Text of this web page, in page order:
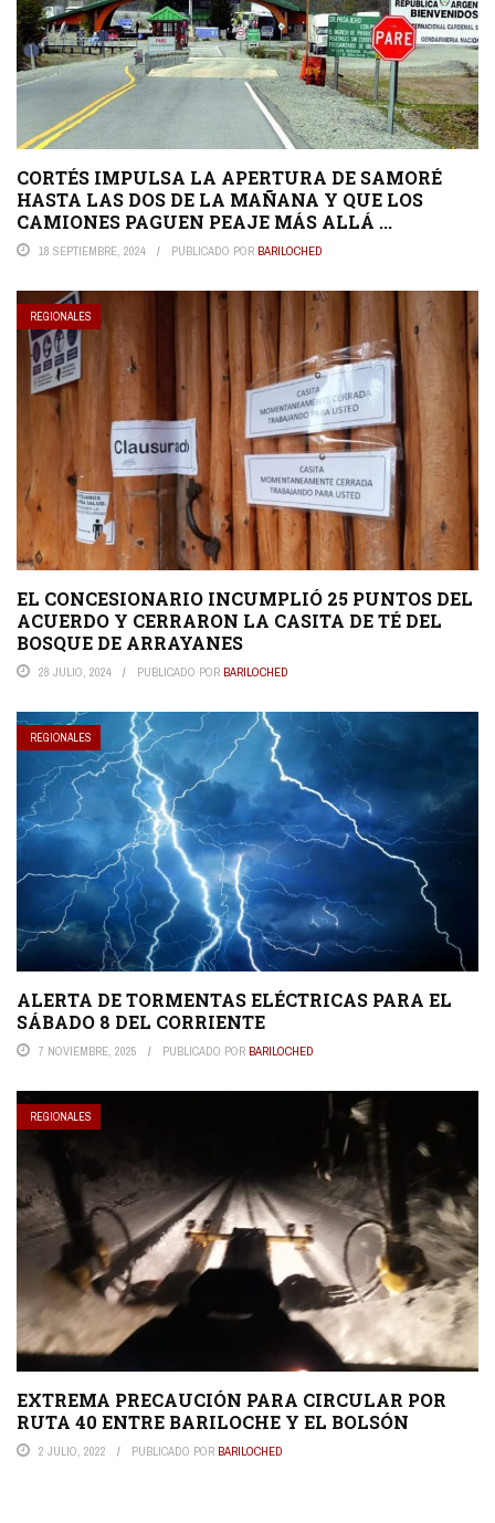
CORTÉS IMPULSA LA APERTURA DE SAMORÉ
HASTA LAS DOS DE LA MAÑANA Y QUE LOS
CAMIONES PAGUEN PEAJE MÁS ALLÁ ...
18 SEPTIEMBRE, 2024 PUBLICADO POR BARILOCHED
REGIONALES
EL CONCESIONARIO INCUMPLIÓ 25 PUNTOS DEL
ACUERDO Y CERRARON LA CASITA DE TÉ DEL
BOSQUE DE ARRAYANES
28 JULIO, 2024 PUBLICADO POR BARILOCHED
REGIONALES
ALERTA DE TORMENTAS ELÉCTRICAS PARA EL
SÁBADO 8 DEL CORRIENTE
7 NOVIEMBRE, 2025 PUBLICADO POR BARILOCHED
REGIONALES
EXTREMA PRECAUCIÓN PARA CIRCULAR POR
RUTA 40 ENTRE BARILOCHE Y EL BOLSÓN
2 JULIO, 2022 PUBLICADO POR BARILOCHED